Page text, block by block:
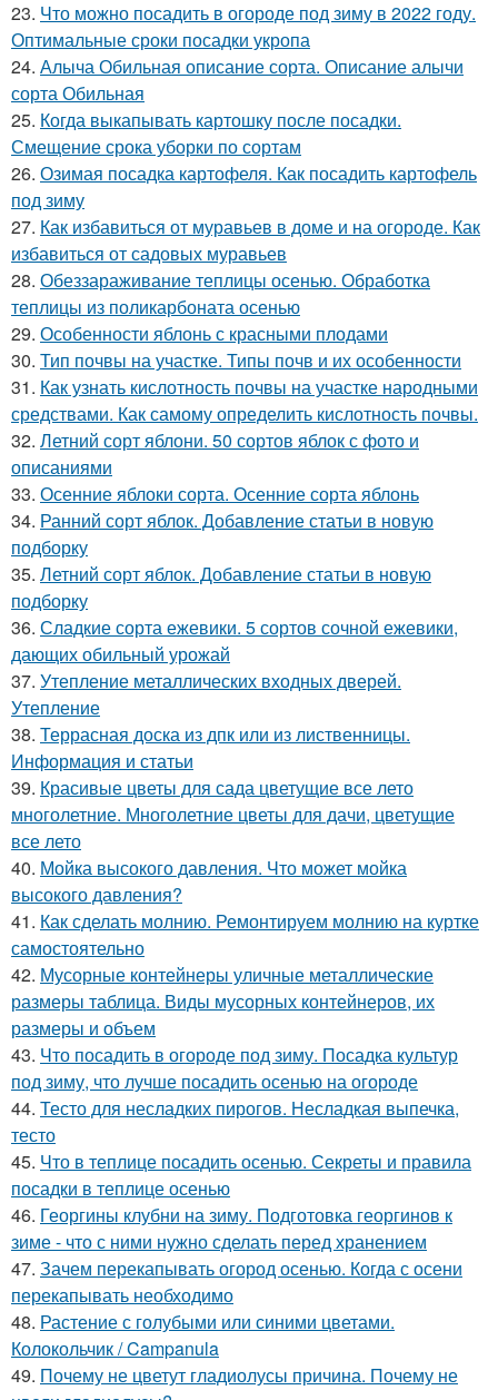
23. Что можно посадить в огороде под зиму в 2022 году.
Оптимальные сроки посадки укропа
24. Алыча Обильная описание сорта. Описание алычи
сорта Обильная
25. Когда выкапывать картошку после посадки.
Смещение срока уборки по сортам
26. Озимая посадка картофеля. Как посадить картофель
под зиму
27. Как избавиться от муравьев в доме и на огороде. Как
избавиться от садовых муравьев
28. Обеззараживание теплицы осенью. Обработка
теплицы из поликарбоната осенью
29. Особенности яблонь с красными плодами
30. Тип почвы на участке. Типы почв и их особенности
31. Как узнать кислотность почвы на участке народными
средствами. Как самому определить кислотность почвы.
32. Летний сорт яблони. 50 сортов яблок с фото и
описаниями
33. Осенние яблоки сорта. Осенние сорта яблонь
34. Ранний сорт яблок. Добавление статьи в новую
подборку
35. Летний сорт яблок. Добавление статьи в новую
подборку
36. Сладкие сорта ежевики. 5 сортов сочной ежевики,
дающих обильный урожай
37. Утепление металлических входных дверей.
Утепление
38. Террасная доска из дпк или из лиственницы.
Информация и статьи
39. Красивые цветы для сада цветущие все лето
многолетние. Многолетние цветы для дачи, цветущие
все лето
40. Мойка высокого давления. Что может мойка
высокого давления?
41. Как сделать молнию. Ремонтируем молнию на куртке
самостоятельно
42. Мусорные контейнеры уличные металлические
размеры таблица. Виды мусорных контейнеров, их
размеры и объем
43. Что посадить в огороде под зиму. Посадка культур
под зиму, что лучше посадить осенью на огороде
44. Тесто для несладких пирогов. Несладкая выпечка,
тесто
45. Что в теплице посадить осенью. Секреты и правила
посадки в теплице осенью
46. Георгины клубни на зиму. Подготовка георгинов к
зиме - что с ними нужно сделать перед хранением
47. Зачем перекапывать огород осенью. Когда с осени
перекапывать необходимо
48. Растение с голубыми или синими цветами.
Колокольчик / Campanula
49. Почему не цветут гладиолусы причина. Почему не